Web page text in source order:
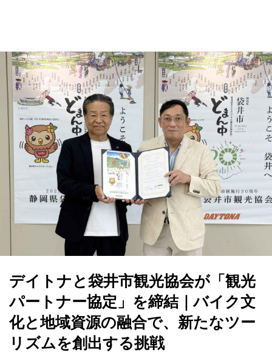
デイトナと袋井市観光協会が「観光
パートナー協定」を締結｜バイク文
化と地域資源の融合で、新たなツー
リズムを創出する挑戦